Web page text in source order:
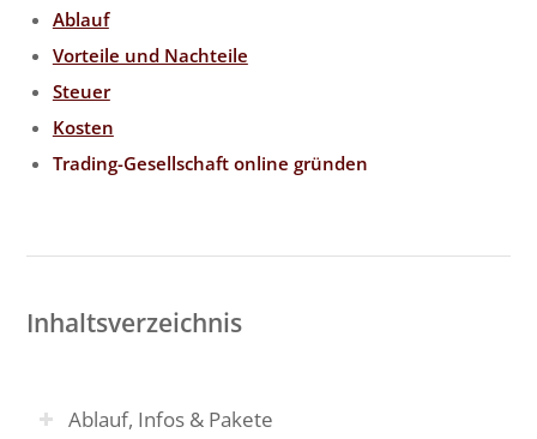
Ablauf
Vorteile und Nachteile
Steuer
Kosten
Trading-Gesellschaft online gründen
Inhaltsverzeichnis
Ablauf, Infos & Pakete